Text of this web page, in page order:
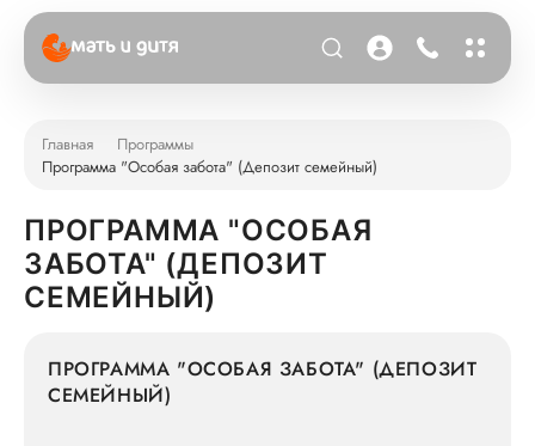
Главная
Программы
Программа "Особая забота" (Депозит семейный)
ПРОГРАММА "ОСОБАЯ
ЗАБОТА" (ДЕПОЗИТ
СЕМЕЙНЫЙ)
ПРОГРАММА "ОСОБАЯ ЗАБОТА" (ДЕПОЗИТ
СЕМЕЙНЫЙ)